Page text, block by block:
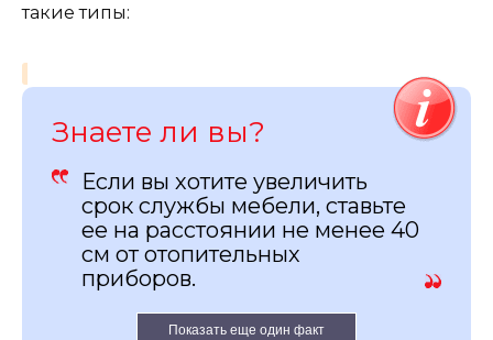
такие типы:
Знаете ли вы?
Если вы хотите увеличить
срок службы мебели, ставьте
ее на расстоянии не менее 40
см от отопительных
приборов.
Показать еще один факт